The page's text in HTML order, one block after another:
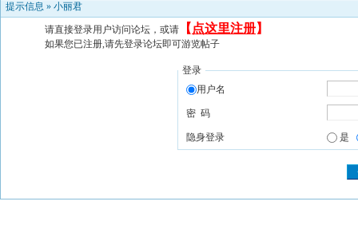
提示信息 » 小丽君
请直接登录用户访问论坛，或请 【 点这里注册】
如果您已注册,请先登录论坛即可游览帖子
登录
用户名
密 码
隐身登录 是